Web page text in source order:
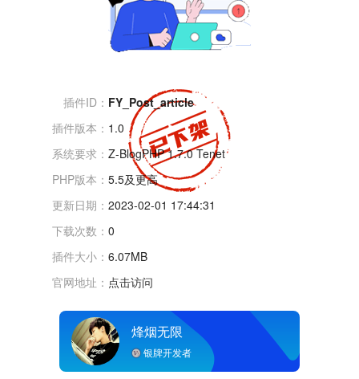
插件ID： FY_Post_article
插件版本： 1.0
系统要求： Z-BlogPHP 1.7.0 Tenet
PHP版本： 5.5及更高
更新日期： 2023-02-01 17:44:31
下载次数： 0
插件大小： 6.07MB
官网地址： 点击访问
烽烟无限
银牌开发者